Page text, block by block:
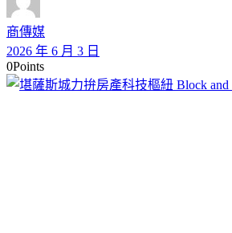
商傳媒
2026 年 6 月 3 日
0Points